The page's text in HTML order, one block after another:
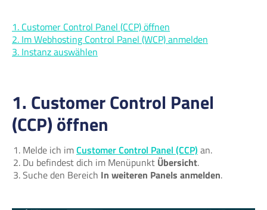
1. Customer Control Panel (CCP) öffnen
2. Im Webhosting Control Panel (WCP) anmelden
3. Instanz auswählen
1. Customer Control Panel
(CCP) öffnen
Melde ich imCustomer Control Panel (CCP) an.
Du befindest dich im Menüpunkt Übersicht.
Suche den Bereich In weiteren Panels anmelden.